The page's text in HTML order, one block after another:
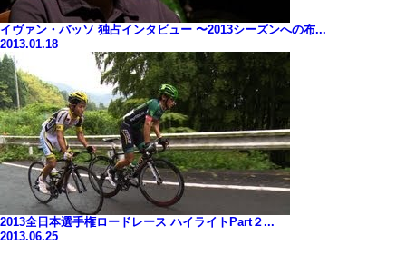
イヴァン・バッソ 独占インタビュー 〜2013シーズンへの布...
2013.01.18
2013全日本選手権ロードレース ハイライトPart２...
2013.06.25